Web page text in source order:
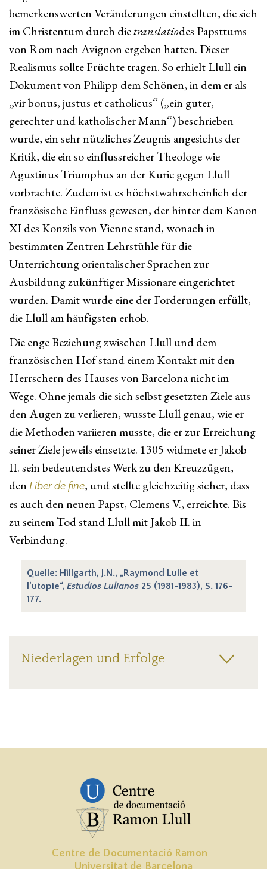
bemerkenswerten Veränderungen einstellten, die sich
im Christentum durch dietranslatiodes Papsttums
von Rom nach Avignon ergeben hatten. Dieser
Realismus sollte Früchte tragen. So erhielt Llull ein
Dokument von Philipp dem Schönen, in dem er als
„vir bonus, justus et catholicus“ („ein guter,
gerechter und katholischer Mann“) beschrieben
wurde, ein sehr nützliches Zeugnis angesichts der
Kritik, die ein so einflussreicher Theologe wie
Agustinus Triumphus an der Kurie gegen Llull
vorbrachte. Zudem ist es höchstwahrscheinlich der
französische Einfluss gewesen, der hinter dem Kanon
XI des Konzils von Vienne stand, wonach in
bestimmten Zentren Lehrstühle für die
Unterrichtung orientalischer Sprachen zur
Ausbildung zukünftiger Missionare eingerichtet
wurden. Damit wurde eine der Forderungen erfüllt,
die Llull am häufigsten erhob.
Die enge Beziehung zwischen Llull und dem
französischen Hof stand einem Kontakt mit den
Herrschern des Hauses von Barcelona nicht im
Wege. Ohne jemals die sich selbst gesetzten Ziele aus
den Augen zu verlieren, wusste Llull genau, wie er
die Methoden variieren musste, die er zur Erreichung
seiner Ziele jeweils einsetzte. 1305 widmete er Jakob
II. sein bedeutendstes Werk zu den Kreuzzügen,
den Liber de fine, und stellte gleichzeitig sicher, dass
es auch den neuen Papst, Clemens V., erreichte. Bis
zu seinem Tod stand Llull mit Jakob II. in
Verbindung.
Quelle: Hillgarth, J.N., „Raymond Lulle et
l’utopie“, Estudios Lulianos 25 (1981-1983), S. 176-
177.
Niederlagen und Erfolge
Centre de Documentació Ramon
Universitat de Barcelona